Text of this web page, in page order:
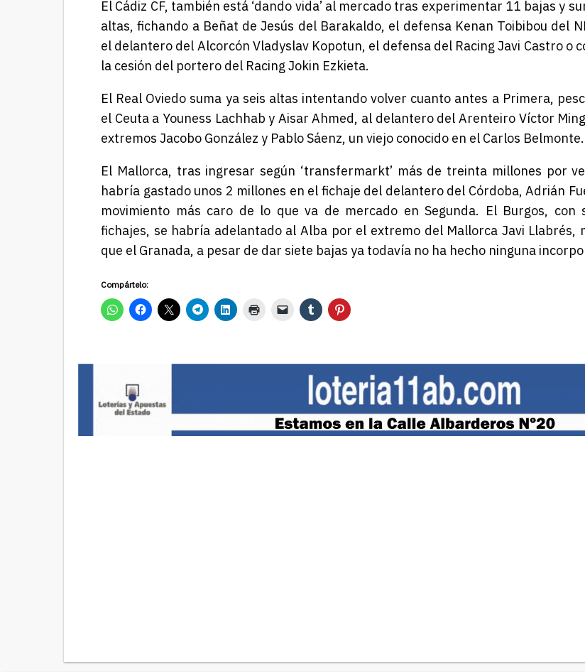
El Cádiz CF, también está ‘dando vida’ al mercado tras experimentar 11 bajas y
altas, fichando a Beñat de Jesús del Barakaldo, el defensa Kenan Toibibou del
el delantero del Alcorcón Vladyslav Kopotun, el defensa del Racing Javi Castro o
la cesión del portero del Racing Jokin Ezkieta.
El Real Oviedo suma ya seis altas intentando volver cuanto antes a Primera,
el Ceuta a Youness Lachhab y Aisar Ahmed, al delantero del Arenteiro Víctor
extremos Jacobo González y Pablo Sáenz, un viejo conocido en el Carlos Belmonte.
El Mallorca, tras ingresar según ‘transfermarkt’ más de treinta millones por
habría gastado unos 2 millones en el fichaje del delantero del Córdoba, Adrián
movimiento más caro de lo que va de mercado en Segunda. El Burgos, con
fichajes, se habría adelantado al Alba por el extremo del Mallorca Javi Llabrés,
que el Granada, a pesar de dar siete bajas ya todavía no ha hecho ninguna
Compártelo: